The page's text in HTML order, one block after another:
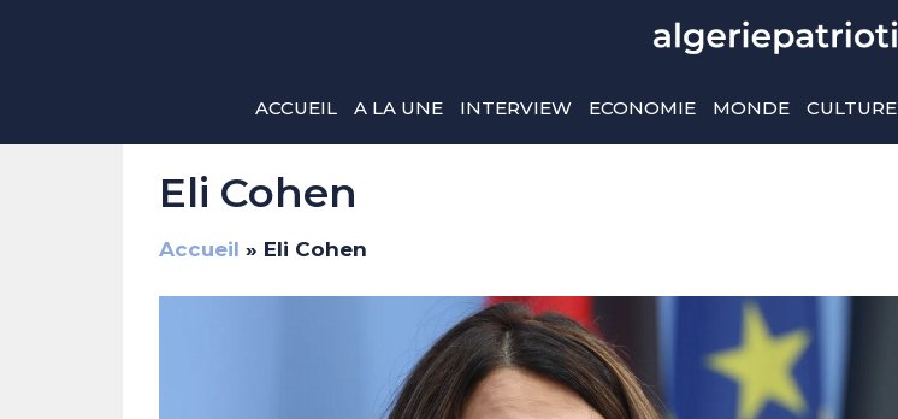
ACCUEIL A LA UNE INTERVIEW ECONOMIE MONDE CULTURE
Eli Cohen
Accueil » Eli Cohen